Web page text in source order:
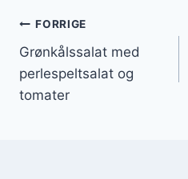
FORRIGE
Grønkålssalat med
perlespeltsalat og
tomater